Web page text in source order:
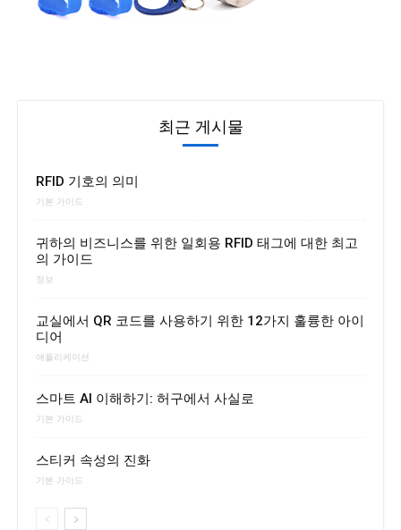
최근 게시물
RFID 기호의 의미
기본 가이드
귀하의 비즈니스를 위한 일회용 RFID 태그에 대한 최고
의 가이드
정보
교실에서 QR 코드를 사용하기 위한 12가지 훌륭한 아이
디어
애플리케이션
스마트 AI 이해하기: 허구에서 사실로
기본 가이드
스티커 속성의 진화
기본 가이드